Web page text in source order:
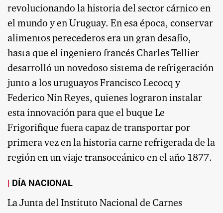
revolucionando la historia del sector cárnico en
el mundo y en Uruguay. En esa época, conservar
alimentos perecederos era un gran desafío,
hasta que el ingeniero francés Charles Tellier
desarrolló un novedoso sistema de refrigeración
junto a los uruguayos Francisco Lecocq y
Federico Nin Reyes, quienes lograron instalar
esta innovación para que el buque Le
Frigorifique fuera capaz de transportar por
primera vez en la historia carne refrigerada de la
región en un viaje transoceánico en el año 1877.
DÍA NACIONAL
La Junta del Instituto Nacional de Carnes